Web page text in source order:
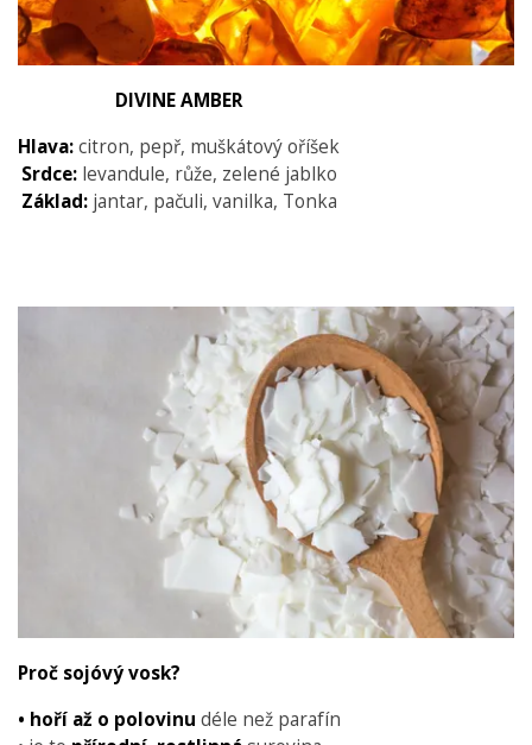
DIVINE AMBER
Hlava:citron, pepř, muškátový oříšek
Srdce:levandule, růže, zelené jablko
Základ:jantar, pačuli, vanilka, Tonka
Proč sojóvý vosk?
• hoří až o polovinu déle než parafín